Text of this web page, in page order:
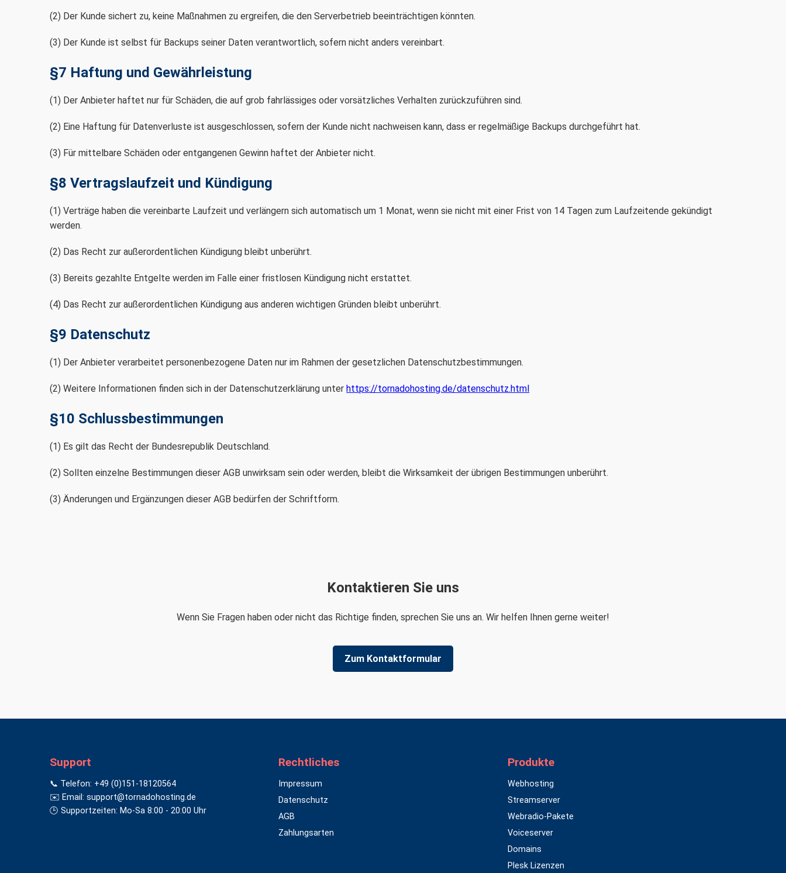
(2) Der Kunde sichert zu, keine Maßnahmen zu ergreifen, die den Serverbetrieb beeinträchtigen könnten.
(3) Der Kunde ist selbst für Backups seiner Daten verantwortlich, sofern nicht anders vereinbart.
§7 Haftung und Gewährleistung
(1) Der Anbieter haftet nur für Schäden, die auf grob fahrlässiges oder vorsätzliches Verhalten zurückzuführen sind.
(2) Eine Haftung für Datenverluste ist ausgeschlossen, sofern der Kunde nicht nachweisen kann, dass er regelmäßige Backups durchgeführt hat.
(3) Für mittelbare Schäden oder entgangenen Gewinn haftet der Anbieter nicht.
§8 Vertragslaufzeit und Kündigung
(1) Verträge haben die vereinbarte Laufzeit und verlängern sich automatisch um 1 Monat, wenn sie nicht mit einer Frist von 14 Tagen zum Laufzeitende gekündigt
werden.
(2) Das Recht zur außerordentlichen Kündigung bleibt unberührt.
(3) Bereits gezahlte Entgelte werden im Falle einer fristlosen Kündigung nicht erstattet.
(4) Das Recht zur außerordentlichen Kündigung aus anderen wichtigen Gründen bleibt unberührt.
§9 Datenschutz
(1) Der Anbieter verarbeitet personenbezogene Daten nur im Rahmen der gesetzlichen Datenschutzbestimmungen.
(2) Weitere Informationen finden sich in der Datenschutzerklärung unterhttps://tornadohosting.de/datenschutz.html
§10 Schlussbestimmungen
(1) Es gilt das Recht der Bundesrepublik Deutschland.
(2) Sollten einzelne Bestimmungen dieser AGB unwirksam sein oder werden, bleibt die Wirksamkeit der übrigen Bestimmungen unberührt.
(3) Änderungen und Ergänzungen dieser AGB bedürfen der Schriftform.
Kontaktieren Sie uns
Wenn Sie Fragen haben oder nicht das Richtige finden, sprechen Sie uns an. Wir helfen Ihnen gerne weiter!
Zum Kontaktformular
Support
📞 Telefon: +49 (0)151-18120564
✉️ Email: support@tornadohosting.de
🕒 Supportzeiten: Mo-Sa 8:00 - 20:00 Uhr
Rechtliches
Impressum
Datenschutz
AGB
Zahlungsarten
Produkte
Webhosting
Streamserver
Webradio-Pakete
Voiceserver
Domains
Plesk Lizenzen